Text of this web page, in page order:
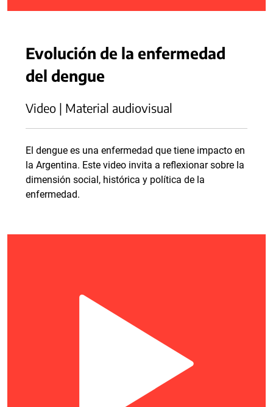
Evolución de la enfermedad
del dengue
Video | Material audiovisual
El dengue es una enfermedad que tiene impacto en
la Argentina. Este video invita a reflexionar sobre la
dimensión social, histórica y política de la
enfermedad.